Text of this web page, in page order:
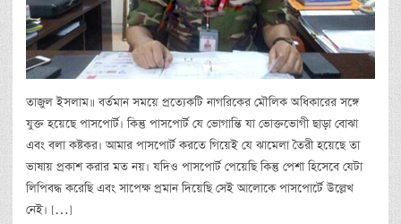
তাজুল ইসলাম॥ বর্তমান সময়ে প্রত্যেকটি নাগরিকের মৌলিক অধিকারের সঙ্গে
যুক্ত হয়েছে পাসপোর্ট। কিন্তু পাসপোর্ট যে ভোগান্তি যা ভোক্তভোগী ছাড়া বোঝা
এবং বলা কষ্টকর। আমার পাসপোর্ট করতে গিয়েই যে ঝামেলা তৈরী হয়েছে তা
ভাষায় প্রকাশ করার মত নয়। যদিও পাসপোর্ট পেয়েছি কিন্তু পেশা হিসেবে যেটা
লিপিবদ্ধ করেছি এবং সাপেক্ষ প্রমান দিয়েছি সেই আলোকে পাসপোর্টে উল্লেখ
নেই। […]